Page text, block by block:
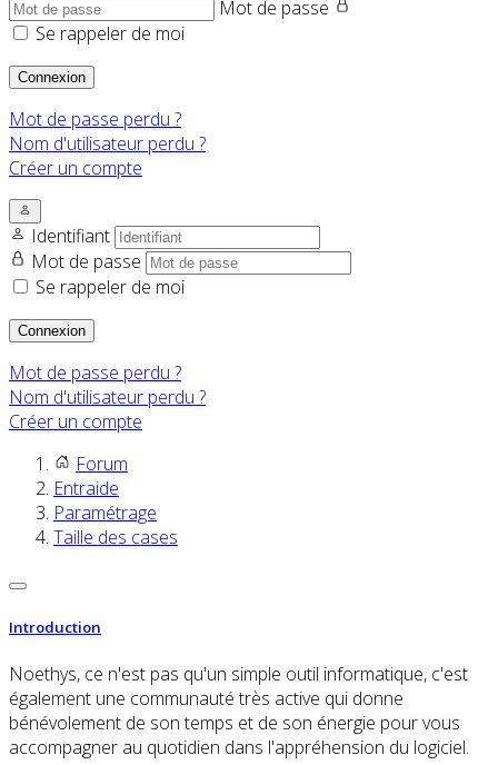
Mot de passe
Se rappeler de moi
Connexion
Mot de passe perdu ?
Nom d'utilisateur perdu ?
Créer un compte
Identifiant
Mot de passe
Se rappeler de moi
Connexion
Mot de passe perdu ?
Nom d'utilisateur perdu ?
Créer un compte
Forum
Entraide
Paramétrage
Taille des cases
Introduction
Noethys, ce n'est pas qu'un simple outil informatique, c'est
également une communauté très active qui donne
bénévolement de son temps et de son énergie pour vous
accompagner au quotidien dans l'appréhension du logiciel.